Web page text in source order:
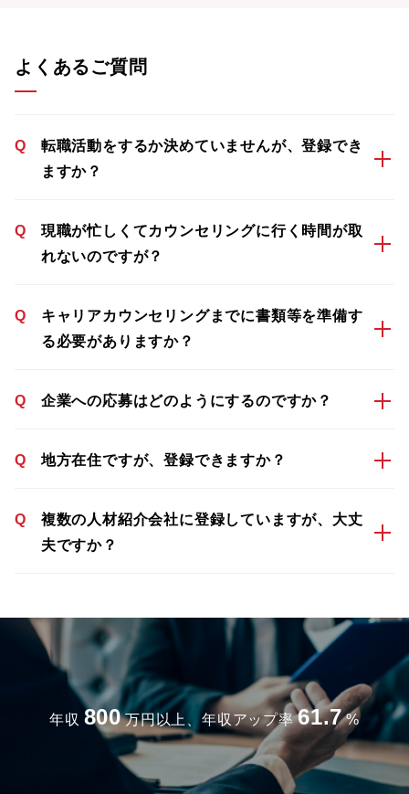
よくあるご質問
Q
転職活動をするか決めていませんが、登録でき
ますか？
Q
現職が忙しくてカウンセリングに行く時間が取
れないのですが？
Q
キャリアカウンセリングまでに書類等を準備す
る必要がありますか？
Q 企業への応募はどのようにするのですか？
Q 地方在住ですが、登録できますか？
Q
複数の人材紹介会社に登録していますが、大丈
夫ですか？
年収 800 万円以上、年収アップ率 61.7 %